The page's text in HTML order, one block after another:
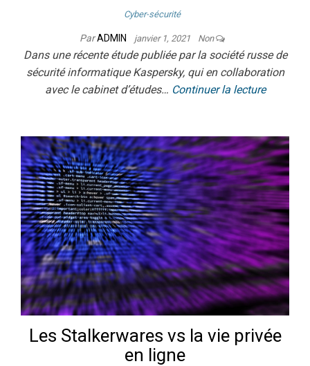
Cyber-sécurité
ParADMIN janvier 1, 2021 Non
Dans une récente étude publiée par la société russe de
sécurité informatique Kaspersky, qui en collaboration
avec le cabinet d’études… Continuer la lecture
Les Stalkerwares vs la vie privée
en ligne